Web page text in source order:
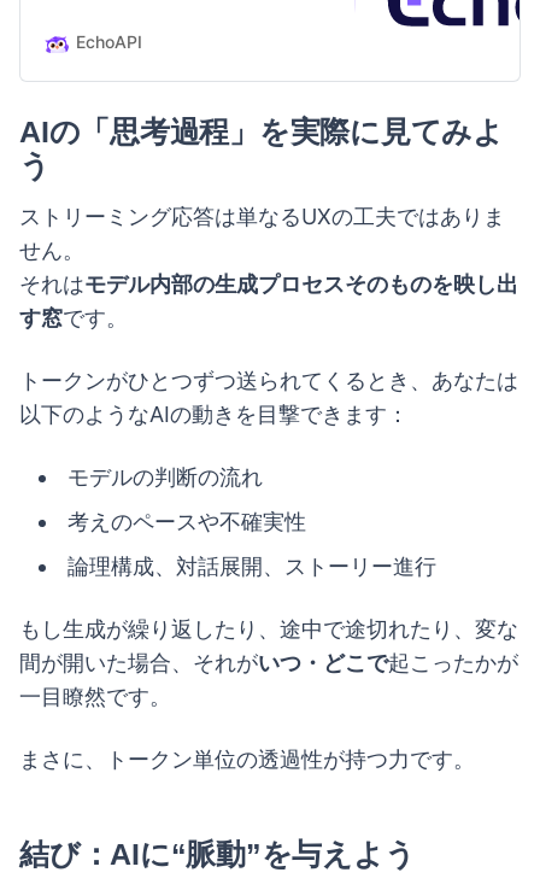
EchoAPI
AIの「思考過程」を実際に見てみよ
う
ストリーミング応答は単なるUXの工夫ではありま
せん。
それはモデル内部の生成プロセスそのものを映し出
す窓です。
トークンがひとつずつ送られてくるとき、あなたは
以下のようなAIの動きを目撃できます：
モデルの判断の流れ
考えのペースや不確実性
論理構成、対話展開、ストーリー進行
もし生成が繰り返したり、途中で途切れたり、変な
間が開いた場合、それがいつ・どこで起こったかが
一目瞭然です。
まさに、トークン単位の透過性が持つ力です。
結び：AIに“脈動”を与えよう